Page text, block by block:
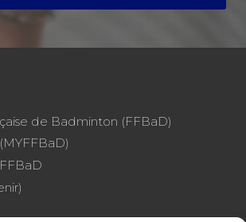
de Badminton (FFBaD)